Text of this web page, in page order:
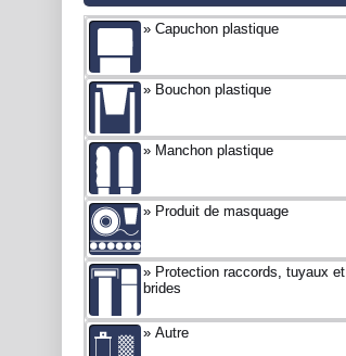
Capuchon plastique
Bouchon plastique
Manchon plastique
Produit de masquage
Protection raccords, tuyaux et
brides
Autre